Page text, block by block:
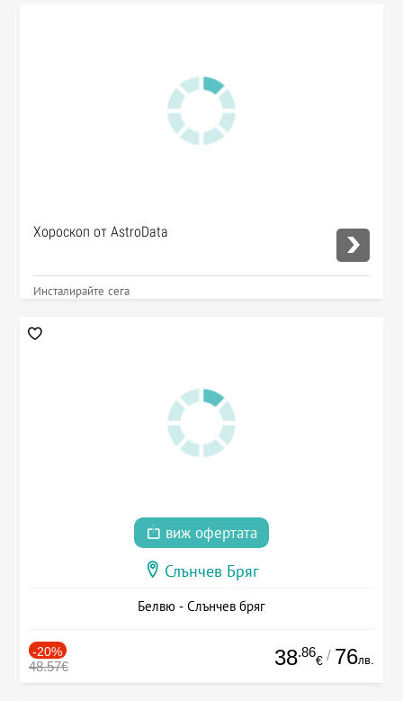
Хороскоп от AstroData
Инсталирайте сега
виж офертата
Слънчев Бряг
Белвю - Слънчев бряг
-20%
48.57€ 38.86
€ / 76лв.